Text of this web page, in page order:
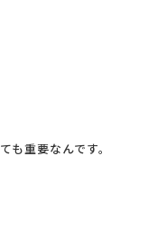
も重要なんです。